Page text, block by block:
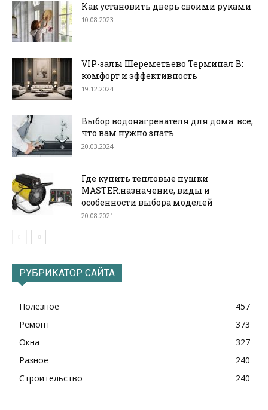
Как установить дверь своими руками
10.08.2023
VIP-залы Шереметьево Терминал B:
комфорт и эффективность
19.12.2024
Выбор водонагревателя для дома: все,
что вам нужно знать
20.03.2024
Где купить тепловые пушки
MASTER:назначение, виды и
особенности выбора моделей
20.08.2021
РУБРИКАТОР САЙТА
Полезное
457
Ремонт
373
Окна
327
Разное
240
Строительство
240